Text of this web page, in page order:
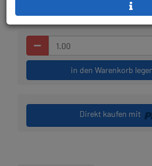
in den Warenkorb
Direkt kaufen mit